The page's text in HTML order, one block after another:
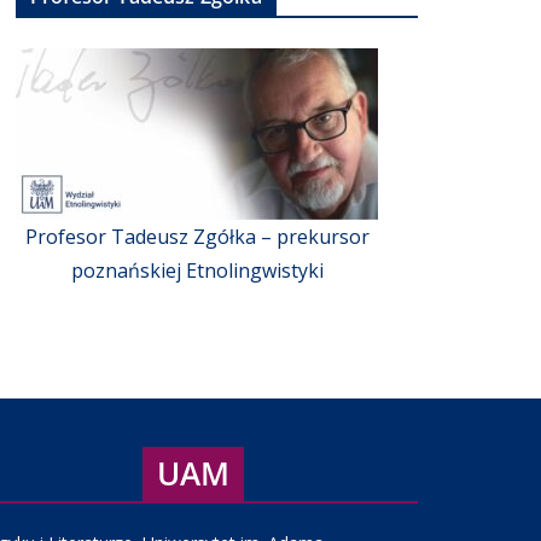
Profesor Tadeusz Zgółka – prekursor
poznańskiej Etnolingwistyki
UAM